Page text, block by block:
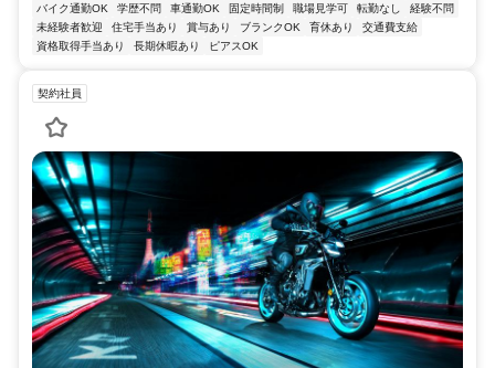
バイク通勤OK
学歴不問 車通勤OK 固定時間制 職場見学可 転勤なし
経験不問
未経験者歓迎
住宅手当あり 賞与あり ブランクOK 育休あり
交通費支給
資格取得手当あり
長期休暇あり ピアスOK
契約社員